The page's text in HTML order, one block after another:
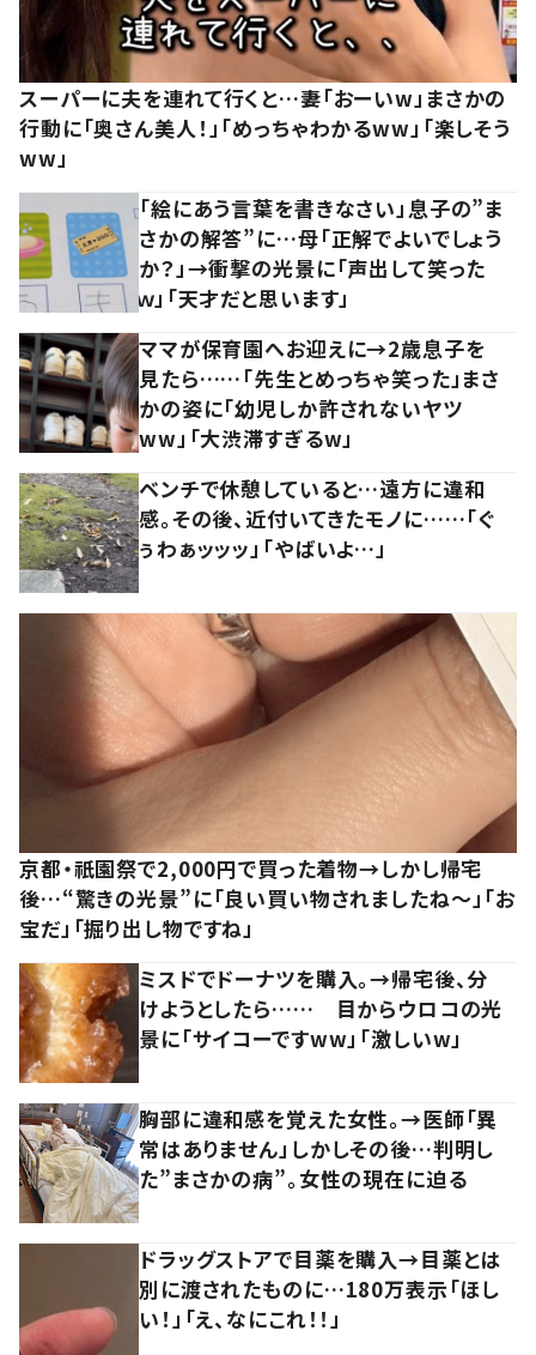
スーパーに夫を連れて行くと…妻「おーいw」まさかの
行動に「奥さん美人！」「めっちゃわかるww」「楽しそう
ww」
「絵にあう言葉を書きなさい」息子の”ま
さかの解答”に…母「正解でよいでしょう
か？」→衝撃の光景に「声出して笑った
ｗ」「天才だと思います」
ママが保育園へお迎えに→2歳息子を
見たら……「先生とめっちゃ笑った」まさ
かの姿に「幼児しか許されないヤツ
ww」「大渋滞すぎるw」
ベンチで休憩していると…遠方に違和
感。その後、近付いてきたモノに……「ぐ
ぅわぁッッッ」「やばいよ…」
京都・祇園祭で2,000円で買った着物→しかし帰宅
後…“驚きの光景”に「良い買い物されましたね～」「お
宝だ」「掘り出し物ですね」
ミスドでドーナツを購入。→帰宅後、分
けようとしたら…… 目からウロコの光
景に「サイコーですww」「激しいw」
胸部に違和感を覚えた女性。→医師「異
常はありません」しかしその後…判明し
た”まさかの病”。女性の現在に迫る
ドラッグストアで目薬を購入→目薬とは
別に渡されたものに…180万表示「ほし
い！」「え、なにこれ！！」